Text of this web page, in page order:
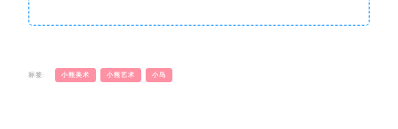
标签: 小熊美术 小熊艺术 小鸟